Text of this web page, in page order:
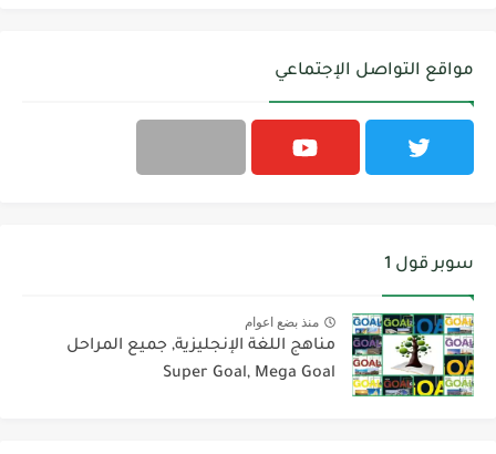
مواقع التواصل الإجتماعي
سوبر قول 1
منذ بضع اعوام
مناهج اللغة الإنجليزية, جميع المراحل
Super Goal, Mega Goal